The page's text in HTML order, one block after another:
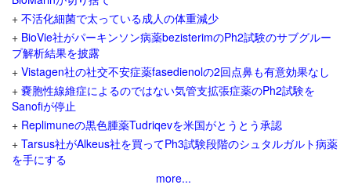
+ 不活化細菌で太っている成人の体重減少
+ BioVie社がパーキンソン病薬bezisterimのPh2試験のサブグルー
プ解析結果を披露
+ Vistagen社の社交不安症薬fasedienolの2回点鼻も有意効果なし
+ 嚢胞性線維症によるのではない気管支拡張症薬のPh2試験を
Sanofiが停止
+ Replimuneの黒色腫薬Tudriqevを米国がとうとう承認
+ Tarsus社がAlkeus社を買ってPh3試験段階のシュタルガルト病薬
を手にする
more...